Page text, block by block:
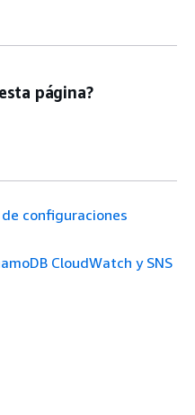
página?
configuraciones
CloudWatch y SNS